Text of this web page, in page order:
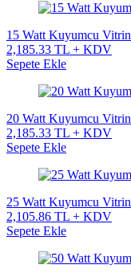
15 Watt Kuyumcu
2,185.33 TL + KDV
Sepete Ekle
20 Watt Kuyumcu
2,185.33 TL + KDV
Sepete Ekle
25 Watt Kuyumcu
2,105.86 TL + KDV
Sepete Ekle